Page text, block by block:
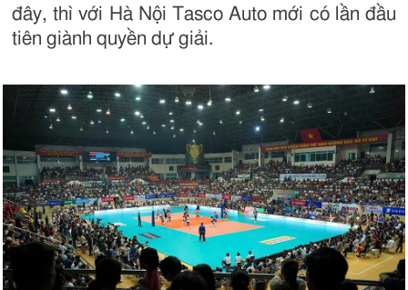
đây, thì với Hà Nội Tasco Auto mới có lần đầu
tiên giành quyền dự giải.